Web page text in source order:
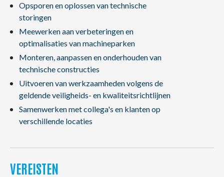
Opsporen en oplossen van technische
storingen
Meewerken aan verbeteringen en
optimalisaties van machineparken
Monteren, aanpassen en onderhouden van
technische constructies
Uitvoeren van werkzaamheden volgens de
geldende veiligheids- en kwaliteitsrichtlijnen
Samenwerken met collega's en klanten op
verschillende locaties
VEREISTEN